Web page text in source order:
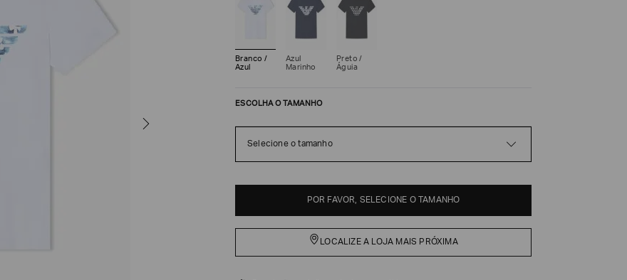
Branco /
Azul
Azul
Marinho
Preto /
Águia
ESCOLHA O TAMANHO
Selecione o tamanho
POR FAVOR, SELECIONE O TAMANHO
LOCALIZE A LOJA MAIS PRÓXIMA